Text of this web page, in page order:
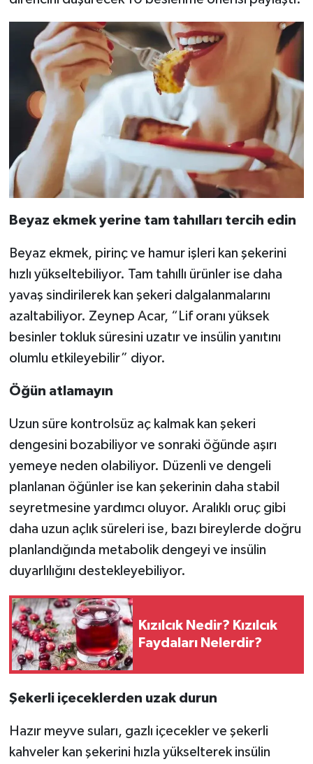
Beyaz ekmek yerine tam tahılları tercih edin
Beyaz ekmek, pirinç ve hamur işleri kan şekerini
hızlı yükseltebiliyor. Tam tahıllı ürünler ise daha
yavaş sindirilerek kan şekeri dalgalanmalarını
azaltabiliyor. Zeynep Acar, “Lif oranı yüksek
besinler tokluk süresini uzatır ve insülin yanıtını
olumlu etkileyebilir” diyor.
Öğün atlamayın
Uzun süre kontrolsüz aç kalmak kan şekeri
dengesini bozabiliyor ve sonraki öğünde aşırı
yemeye neden olabiliyor. Düzenli ve dengeli
planlanan öğünler ise kan şekerinin daha stabil
seyretmesine yardımcı oluyor. Aralıklı oruç gibi
daha uzun açlık süreleri ise, bazı bireylerde doğru
planlandığında metabolik dengeyi ve insülin
duyarlılığını destekleyebiliyor.
Kızılcık Nedir? Kızılcık
Faydaları Nelerdir?
Şekerli içeceklerden uzak durun
Hazır meyve suları, gazlı içecekler ve şekerli
kahveler kan şekerini hızla yükselterek insülin